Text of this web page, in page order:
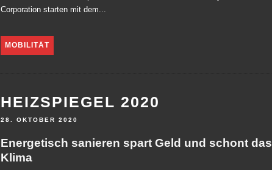
Corporation starten mit dem...
MOBILITÄT
HEIZSPIEGEL 2020
28. OKTOBER 2020
Energetisch sanieren spart Geld und schont das
Klima